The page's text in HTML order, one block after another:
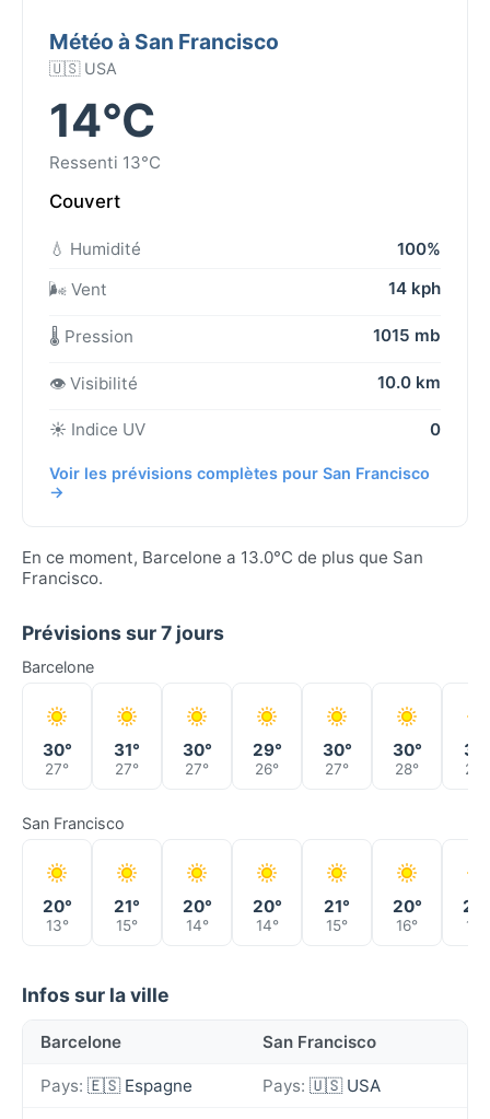
Météo à San Francisco
🇺🇸 USA
14°C
Ressenti 13°C
Couvert
💧 Humidité
100%
🌬️ Vent
14 kph
🌡️ Pression 1015 mb
👁️ Visibilité 10.0 km
☀️ Indice UV 0
Voir les prévisions complètes pour San Francisco
→
En ce moment, Barcelone a 13.0°C de plus que San
Francisco.
Prévisions sur 7 jours
Barcelone
30°
27°
31°
27°
30°
27°
29°
26°
30°
27°
30°
28°
31°
28°
San Francisco
20°
13°
21°
15°
20°
14°
20°
14°
21°
15°
20°
16° 16°
Infos sur la ville
Barcelone San Francisco
Pays: 🇪🇸 Espagne Pays: 🇺🇸 USA